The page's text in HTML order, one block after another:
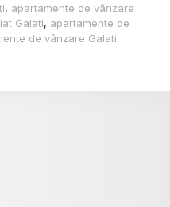
, apartamente de vânzare
Galati, apartamente de
de vânzare Galati.